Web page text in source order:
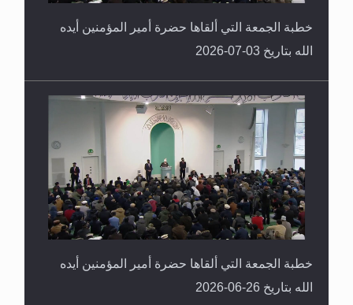
خطبة الجمعة التي ألقاها حضرة أمير المؤمنين أيده
الله بتاريخ 03-07-2026
خطبة الجمعة التي ألقاها حضرة أمير المؤمنين أيده
الله بتاريخ 26-06-2026